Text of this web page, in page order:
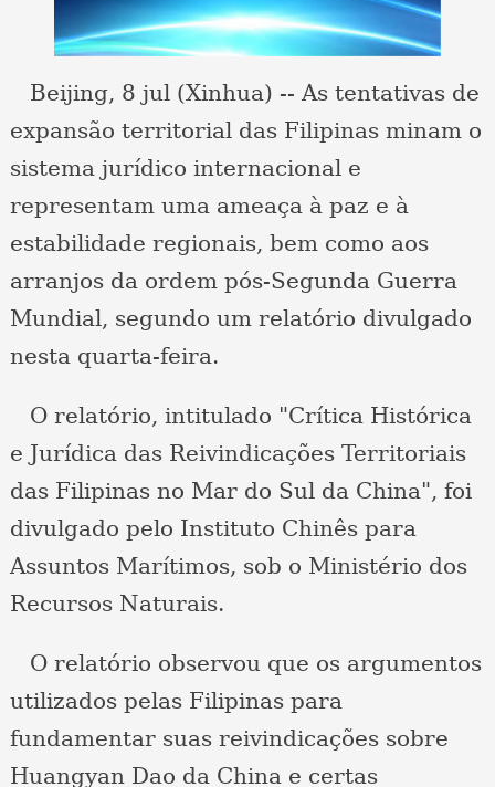
Beijing, 8 jul (Xinhua) -- As tentativas de
expansão territorial das Filipinas minam o
sistema jurídico internacional e
representam uma ameaça à paz e à
estabilidade regionais, bem como aos
arranjos da ordem pós-Segunda Guerra
Mundial, segundo um relatório divulgado
nesta quarta-feira.
O relatório, intitulado "Crítica Histórica
e Jurídica das Reivindicações Territoriais
das Filipinas no Mar do Sul da China", foi
divulgado pelo Instituto Chinês para
Assuntos Marítimos, sob o Ministério dos
Recursos Naturais.
O relatório observou que os argumentos
utilizados pelas Filipinas para
fundamentar suas reivindicações sobre
Huangyan Dao da China e certas